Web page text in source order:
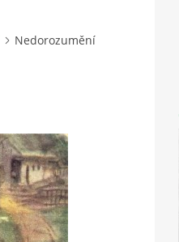
Nedorozumění